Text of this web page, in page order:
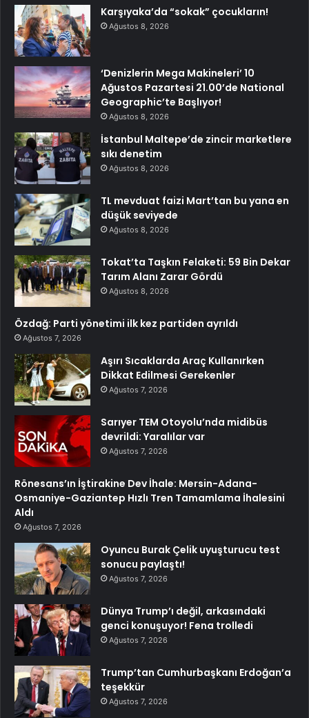
Karşıyaka’da “sokak” çocukların!
Ağustos 8, 2026
‘Denizlerin Mega Makineleri’ 10
Ağustos Pazartesi 21.00’de National
Geographic’te Başlıyor!
Ağustos 8, 2026
İstanbul Maltepe’de zincir marketlere
sıkı denetim
Ağustos 8, 2026
TL mevduat faizi Mart’tan bu yana en
düşük seviyede
Ağustos 8, 2026
Tokat’ta Taşkın Felaketi: 59 Bin Dekar
Tarım Alanı Zarar Gördü
Ağustos 8, 2026
Özdağ: Parti yönetimi ilk kez partiden ayrıldı
Ağustos 7, 2026
Aşırı Sıcaklarda Araç Kullanırken
Dikkat Edilmesi Gerekenler
Ağustos 7, 2026
Sarıyer TEM Otoyolu’nda midibüs
devrildi: Yaralılar var
Ağustos 7, 2026
Rönesans’ın İştirakine Dev İhale: Mersin-Adana-
Osmaniye-Gaziantep Hızlı Tren Tamamlama İhalesini
Aldı
Ağustos 7, 2026
Oyuncu Burak Çelik uyuşturucu test
sonucu paylaştı!
Ağustos 7, 2026
Dünya Trump’ı değil, arkasındaki
genci konuşuyor! Fena trolledi
Ağustos 7, 2026
Trump’tan Cumhurbaşkanı Erdoğan’a
teşekkür
Ağustos 7, 2026